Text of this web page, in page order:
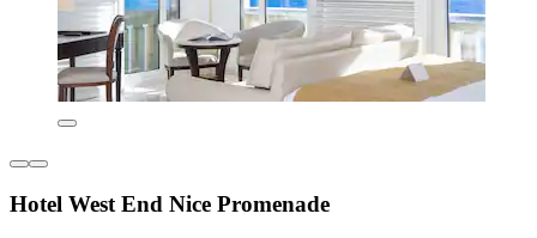
Hotel West End Nice Promenade